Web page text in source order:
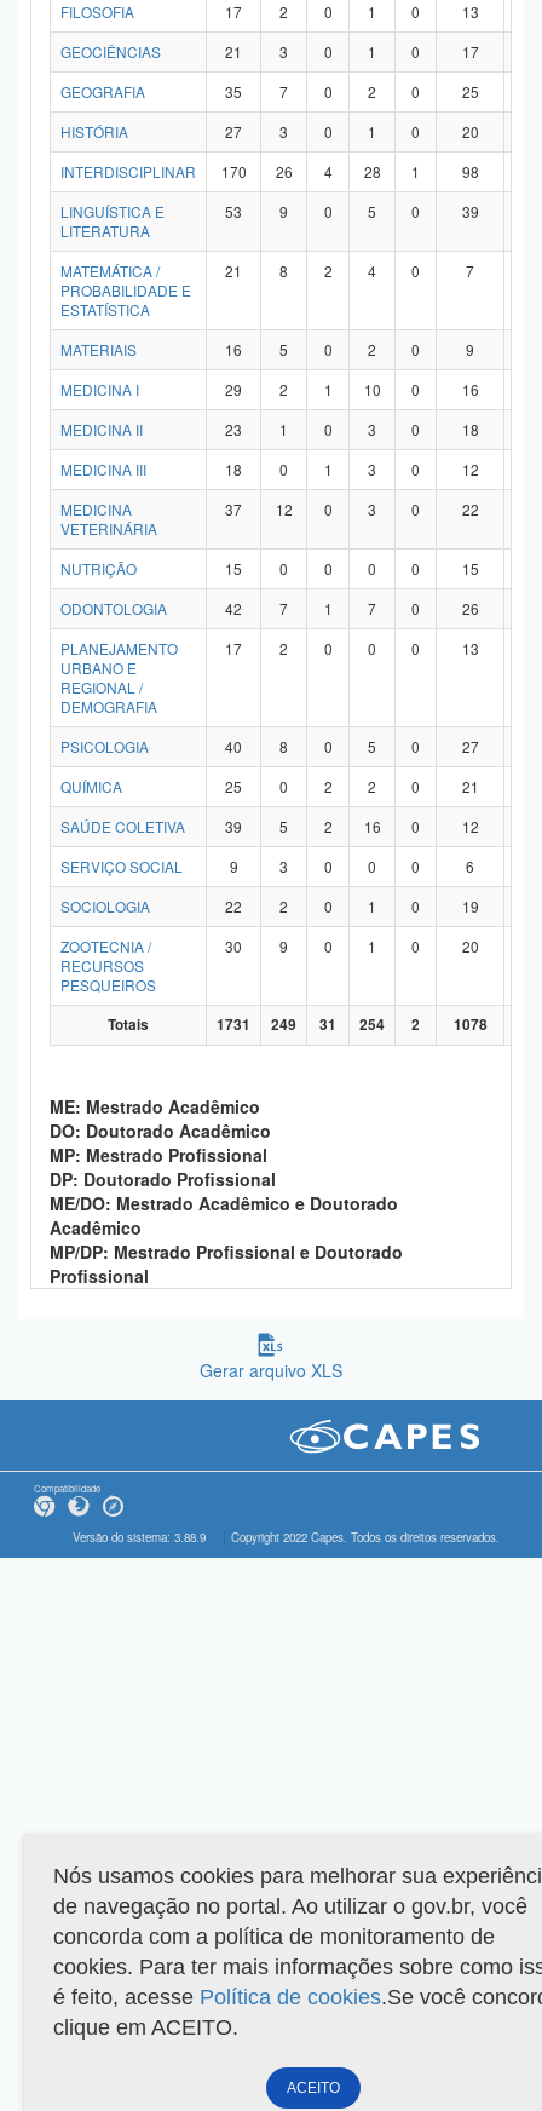
FILOSOFIA
17 2 0 1 0 13
GEOCIÊNCIAS
21 3 0 1 0 17
GEOGRAFIA
35 7 0 2 0 25
HISTÓRIA
27 3 0 1 0 20
INTERDISCIPLINAR
170 26 4 28 1 98
LINGUÍSTICA E
LITERATURA
53 9 0 5 0 39
MATEMÁTICA /
PROBABILIDADE E
ESTATÍSTICA
21 8 2 4 0 7
MATERIAIS 16 5 0 2 0 9
MEDICINA I
29 2 1 10 0 16
MEDICINA II
23 1 0 3 0 18
MEDICINA III
18 0 1 3 0 12
MEDICINA
VETERINÁRIA
37 12 0 3 0 22
NUTRIÇÃO 15 0 0 0 0 15
ODONTOLOGIA
42 7 1 7 0 26
PLANEJAMENTO
URBANO E
REGIONAL /
DEMOGRAFIA
17 2 0 0 0 13
PSICOLOGIA 40 8 0 5 0 27
QUÍMICA
25 0 2 2 0 21
SAÚDE COLETIVA
39 5 2 16 0 12
SERVIÇO SOCIAL
9 3 0 0 0 6
SOCIOLOGIA
22 2 0 1 0 19
ZOOTECNIA /
RECURSOS
PESQUEIROS
30 9 0 1 0 20
Totais 1731 249 31 254 2 1078
ME: Mestrado Acadêmico
DO: Doutorado Acadêmico
MP: Mestrado Profissional
DP: Doutorado Profissional
ME/DO: Mestrado Acadêmico e Doutorado
Acadêmico
MP/DP: Mestrado Profissional e Doutorado
Profissional
Gerar arquivo XLS
Compatibilidade
Versão do sistema: 3.88.9 Copyright 2022 Capes. Todos os direitos reservados.
Nós usamos cookies para melhorar sua
de navegação no portal. Ao utilizar o gov.br, você
concorda com a política de monitoramento de
cookies. Para ter mais informações sobre como
é feito, acesse Política de cookies.Se você
clique em ACEITO.
ACEITO